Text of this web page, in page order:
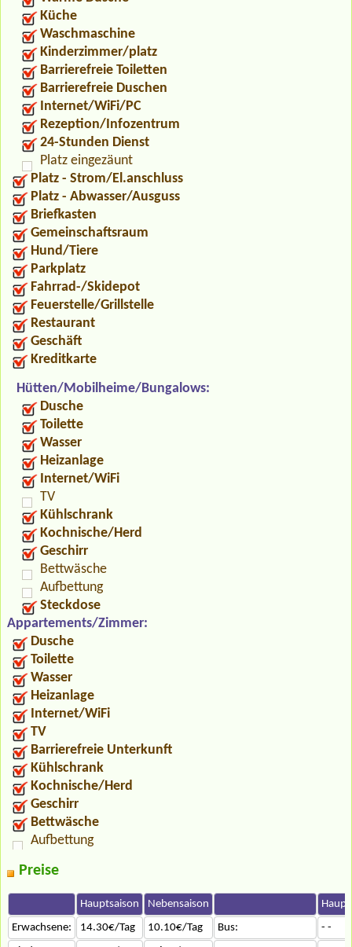
Küche
Waschmaschine
Kinderzimmer/platz
Barrierefreie Toiletten
Barrierefreie Duschen
Internet/WiFi/PC
Rezeption/Infozentrum
24-Stunden Dienst
Platz eingezäunt
Platz - Strom/El.anschluss
Platz - Abwasser/Ausguss
Briefkasten
Gemeinschaftsraum
Hund/Tiere
Parkplatz
Fahrrad-/Skidepot
Feuerstelle/Grillstelle
Restaurant
Geschäft
Kreditkarte
Hütten/Mobilheime/Bungalows:
Dusche
Toilette
Wasser
Heizanlage
Internet/WiFi
TV
Kühlschrank
Kochnische/Herd
Geschirr
Bettwäsche
Aufbettung
Steckdose
Appartements/Zimmer:
Dusche
Toilette
Wasser
Heizanlage
Internet/WiFi
TV
Barrierefreie Unterkunft
Kühlschrank
Kochnische/Herd
Geschirr
Bettwäsche
Aufbettung
Preise
Hauptsaison Nebensaison
Erwachsene:
14.30€/Tag 10.10€/Tag Bus:
- -